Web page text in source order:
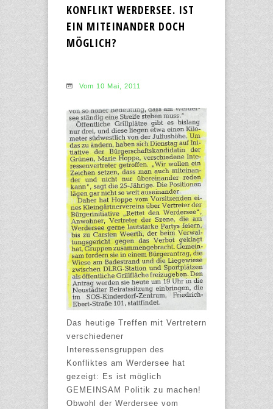
KONFLIKT WERDERSEE. IST
EIN MITEINANDER DOCH
MÖGLICH?
Vom 10 Mai, 2011
Das heutige Treffen mit Vertretern
verschiedener
Interessensgruppen des
Konfliktes am Werdersee hat
gezeigt: Es ist möglich
GEMEINSAM Politik zu machen!
Obwohl der Werdersee vom